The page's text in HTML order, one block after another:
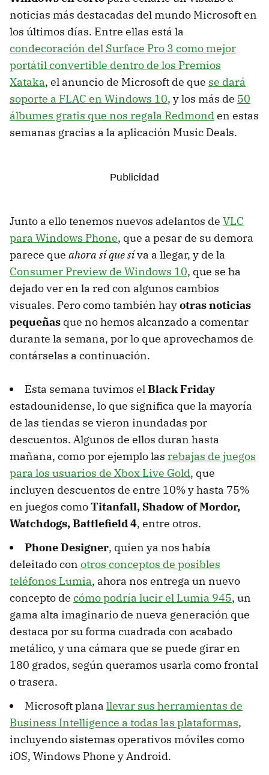
noticias más destacadas del mundo Microsoft en
los últimos días. Entre ellas está la
condecoración del Surface Pro 3 como mejor
portátil convertible dentro de los Premios
Xataka, el anuncio de Microsoft de que se dará
soporte a FLAC en Windows 10, y los más de 50
álbumes gratis que nos regala Redmonden estas
semanas gracias a la aplicación Music Deals.
Junto a ello tenemos nuevos adelantos de VLC
para Windows Phone, que a pesar de su demora
parece que ahora sí que síva a llegar, y de la
Consumer Preview de Windows 10, que se ha
dejado ver en la red con algunos cambios
visuales. Pero como también hayotras noticias
pequeñas que no hemos alcanzado a comentar
durante la semana, por lo que aprovechamos de
contárselas a continuación.
Esta semana tuvimos elBlack Friday
estadounidense, lo que significa que la mayoría
de las tiendas se vieron inundadas por
descuentos. Algunos de ellos duran hasta
mañana, como por ejemplo las rebajas de juegos
para los usuarios de Xbox Live Gold, que
incluyen descuentos de entre 10% y hasta 75%
en juegos comoTitanfall, Shadow of Mordor,
Watchdogs, Battlefield 4, entre otros.
Phone Designer, quien ya nos había
deleitado con otros conceptos de posibles
teléfonos Lumia, ahora nos entrega un nuevo
concepto de cómo podría lucir el Lumia 945, un
gama alta imaginario de nueva generación que
destaca por su forma cuadrada con acabado
metálico, y una cámara que se puede girar en
180 grados, según queramos usarla como frontal
o trasera.
Microsoft plana llevar sus herramientas de
Business Intelligence a todas las plataformas,
incluyendo sistemas operativos móviles como
iOS, Windows Phone y Android.